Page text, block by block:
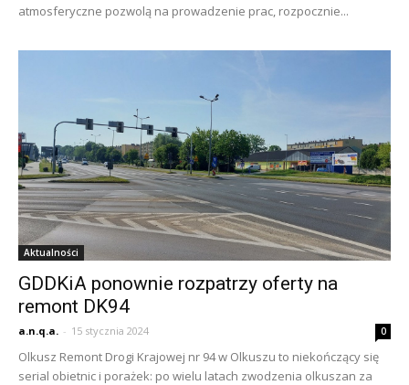
atmosferyczne pozwolą na prowadzenie prac, rozpocznie...
Aktualności
GDDKiA ponownie rozpatrzy oferty na
remont DK94
a.n.q.a. - 15 stycznia 2024 0
Olkusz Remont Drogi Krajowej nr 94 w Olkuszu to niekończący się
serial obietnic i porażek: po wielu latach zwodzenia olkuszan za